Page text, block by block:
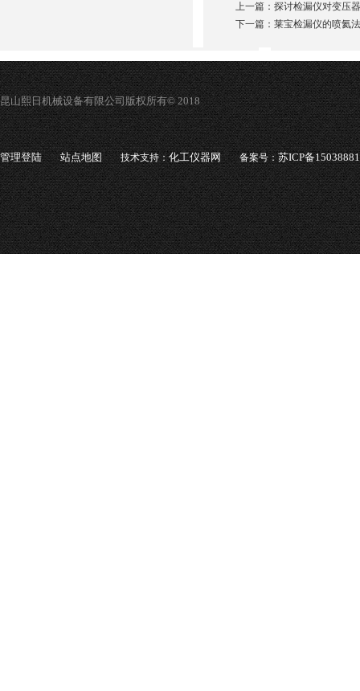
上一篇： 探讨检漏仪对变压
下一篇： 莱宝检漏仪的喷氦
昆山熙日机械设备有限公司版权所有© 2018
管理登陆 站点地图 技术支持：化工仪器网 备案号：苏ICP备